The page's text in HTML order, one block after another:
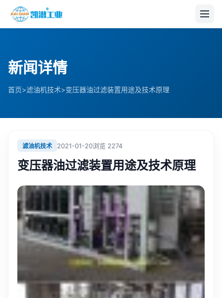
新闻详情
首页>滤油机技术>变压器油过滤装置用途及技术原理
滤油机技术 2021-01-20浏览 2274
变压器油过滤装置用途及技术原理